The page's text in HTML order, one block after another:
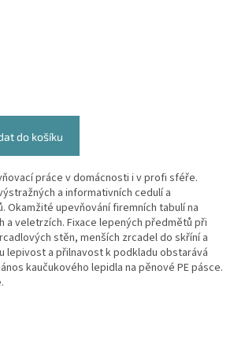
do košíku
práce v domácnosti i v profi sféře.
a informativních cedulí a
Okamžité upevňování firemních tabulí na
a veletrzích. Fixace lepených předmětů při
stěn, menších zrcadel do skříní a
lepivost a přilnavost k podkladu obstarává
kaučukového lepidla na pěnové PE pásce.